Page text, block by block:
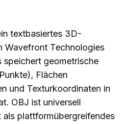
textbasiertes 3D-
Wavefront Technologies
speichert geometrische
Flächen
und Texturkoordinaten in
OBJ ist universell
plattformübergreifendes